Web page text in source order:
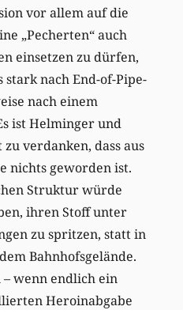
vor allem auf die
„Pecherten“ auch
einsetzen zu dürfen,
nach End-of-Pipe-
nach einem
ist Helminger und
verdanken, dass aus
nichts geworden ist.
Struktur würde
ihren Stoff unter
zu spritzen, statt in
Bahnhofsgelände.
wenn endlich ein
Heroinabgabe